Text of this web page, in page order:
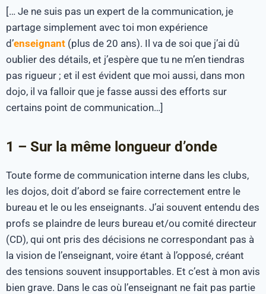
[… Je ne suis pas un expert de la communication, je
partage simplement avec toi mon expérience
d’enseignant (plus de 20 ans). Il va de soi que j’ai dû
oublier des détails, et j’espère que tu ne m’en tiendras
pas rigueur ; et il est évident que moi aussi, dans mon
dojo, il va falloir que je fasse aussi des efforts sur
certains point de communication…]
1 – Sur la même longueur d’onde
Toute forme de communication interne dans les clubs,
les dojos, doit d’abord se faire correctement entre le
bureau et le ou les enseignants. J’ai souvent entendu des
profs se plaindre de leurs bureau et/ou comité directeur
(CD), qui ont pris des décisions ne correspondant pas à
la vision de l’enseignant, voire étant à l’opposé, créant
des tensions souvent insupportables. Et c’est à mon avis
bien grave. Dans le cas où l’enseignant ne fait pas partie